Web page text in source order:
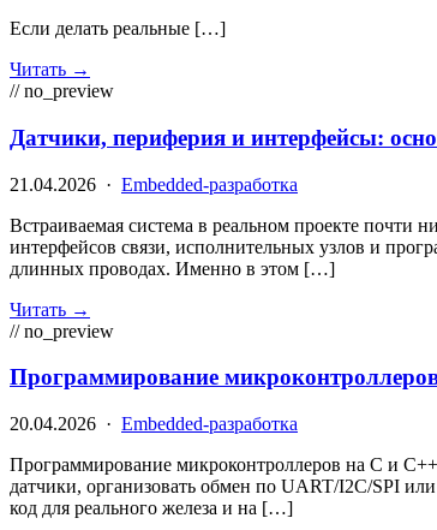
Если делать реальные […]
Читать →
// no_preview
Датчики, периферия и интерфейсы:
21.04.2026 · Embedded-разработка
Встраиваемая система в реальном проекте почти
интерфейсов связи, исполнительных узлов и
длинных проводах. Именно в этом […]
Читать →
// no_preview
Программирование
20.04.2026 · Embedded-разработка
Программирование микроконтроллеров на C и
датчики, организовать обмен по UART/I2C/SPI
код для реального железа и на […]